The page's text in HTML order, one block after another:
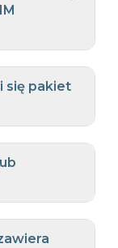
się pakiet